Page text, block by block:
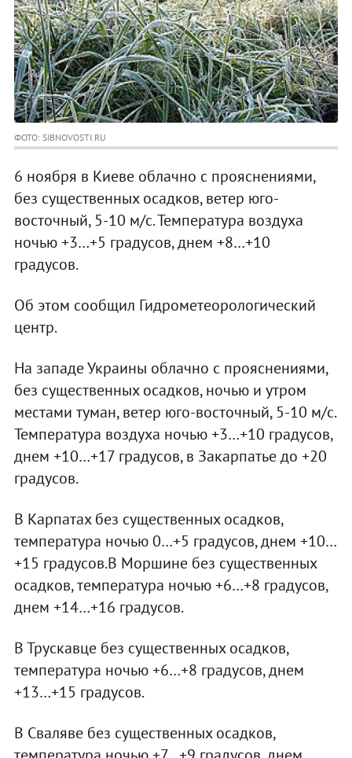
ФОТО: SIBNOVOSTI.RU
6 ноября в Киеве облачно с прояснениями,
без существенных осадков, ветер юго-
восточный, 5-10 м/с. Температура воздуха
ночью +3…+5 градусов, днем +8…+10
градусов.
Об этом сообщил Гидрометеорологический
центр.
На западе Украины облачно с прояснениями,
без существенных осадков, ночью и утром
местами туман, ветер юго-восточный, 5-10 м/с.
Температура воздуха ночью +3…+10 градусов,
днем +10…+17 градусов, в Закарпатье до +20
градусов.
В Карпатах без существенных осадков,
температура ночью 0…+5 градусов, днем +10…
+15 градусов.В Моршине без существенных
осадков, температура ночью +6…+8 градусов,
днем +14…+16 градусов.
В Трускавце без существенных осадков,
температура ночью +6…+8 градусов, днем
+13…+15 градусов.
В Сваляве без существенных осадков,